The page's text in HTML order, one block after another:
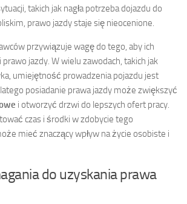
takich jak nagła potrzeba dojazdu do
prawo jazdy staje się nieocenione.
przywiązuje wagę do tego, aby ich
jazdy. W wielu zawodach, takich jak
umiejętność prowadzenia pojazdu jest
posiadanie prawa jazdy może zwiększyć
i otworzyć drzwi do lepszych ofert pracy.
czas i środki w zdobycie tego
mieć znaczący wpływ na życie osobiste i
do uzyskania prawa